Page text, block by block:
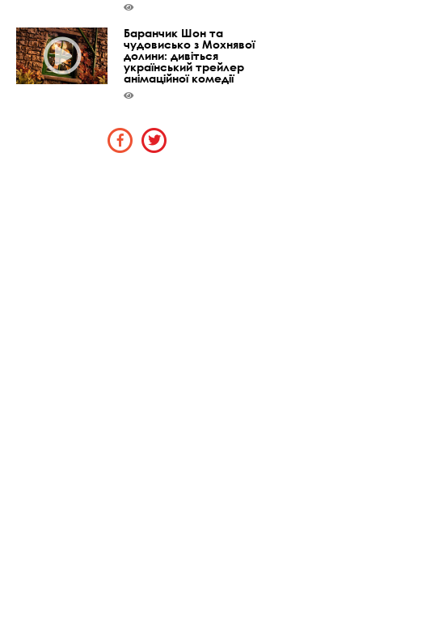
Баранчик Шон та
чудовисько з Мохнявої
долини: дивіться
український трейлер
анімаційної комедії